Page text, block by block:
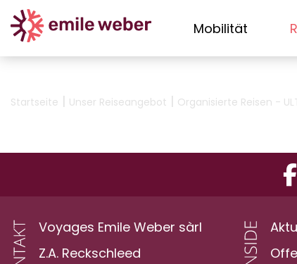
Mobilität
Startseite | Unser Reiseangebot | Organisierte Reisen -
Voyages Emile Weber sàrl
Z.A. Reckschleed